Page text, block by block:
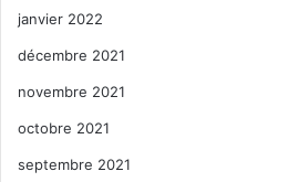
janvier 2022
décembre 2021
novembre 2021
octobre 2021
septembre 2021